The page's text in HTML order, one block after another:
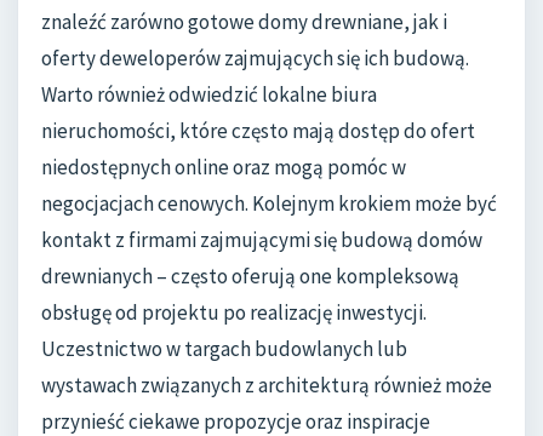
znaleźć zarówno gotowe domy drewniane, jak i
oferty deweloperów zajmujących się ich budową.
Warto również odwiedzić lokalne biura
nieruchomości, które często mają dostęp do ofert
niedostępnych online oraz mogą pomóc w
negocjacjach cenowych. Kolejnym krokiem może być
kontakt z firmami zajmującymi się budową domów
drewnianych – często oferują one kompleksową
obsługę od projektu po realizację inwestycji.
Uczestnictwo w targach budowlanych lub
wystawach związanych z architekturą również może
przynieść ciekawe propozycje oraz inspiracje